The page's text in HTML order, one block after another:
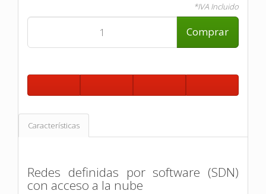
*IVA Incluido
Comprar
Características
Redes definidas por software (SDN)
con acceso a la nube